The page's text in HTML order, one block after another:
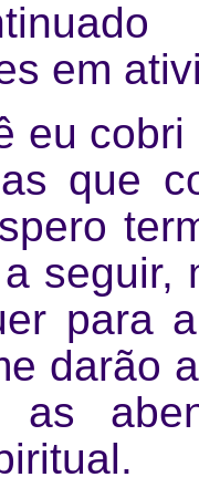
em
eu
que
seguir,
para
darão